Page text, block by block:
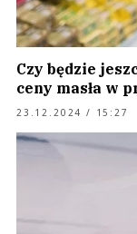
Czy będzie
ceny masła w
23.12.2024 / 15:27